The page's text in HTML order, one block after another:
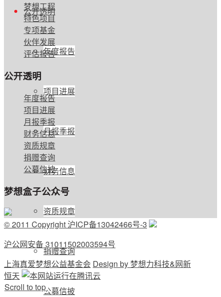
公开透明
年度报告
项目进展
月报季报
财务信息
资质规章
捐赠查询
公募信披
梦想工程
特色项目
专项基金
伙伴发展
评估报告
公开透明
年度报告
项目进展
月报季报
财务信息
资质规章
捐赠查询
公募信披
梦想盒子公众号
© 2011 Copyright 沪ICP备13042466号-3
沪公网安备 31011502003594号
上海真爱梦想公益基金会 Design by 梦想力科技&网新
恒天
Scroll to top